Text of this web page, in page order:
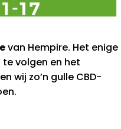
van Hempire. Het enige
volgen en het
wij zo’n gulle CBD-